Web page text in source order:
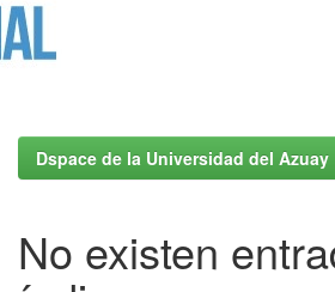
Dspace de la Universidad del Azuay
No existen